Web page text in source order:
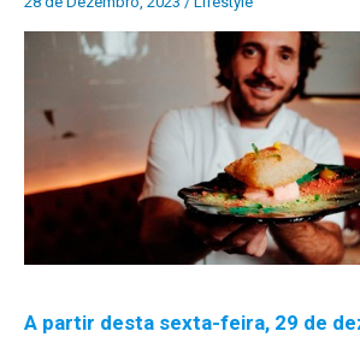
A partir desta sexta-feira, 29 de